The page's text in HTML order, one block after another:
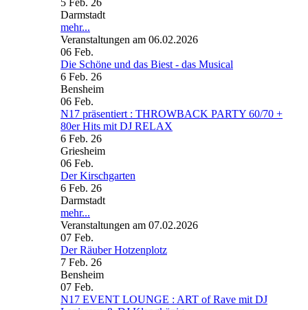
Darmstadt
mehr...
Veranstaltungen am 06.02.2026
06 Feb.
Die Schöne und das Biest - das Musical
6 Feb. 26
Bensheim
06 Feb.
N17 präsentiert : THROWBACK PARTY 60/70 +
80er Hits mit DJ RELAX
6 Feb. 26
Griesheim
06 Feb.
Der Kirschgarten
6 Feb. 26
Darmstadt
mehr...
Veranstaltungen am 07.02.2026
07 Feb.
Der Räuber Hotzenplotz
7 Feb. 26
Bensheim
07 Feb.
N17 EVENT LOUNGE : ART of Rave mit DJ